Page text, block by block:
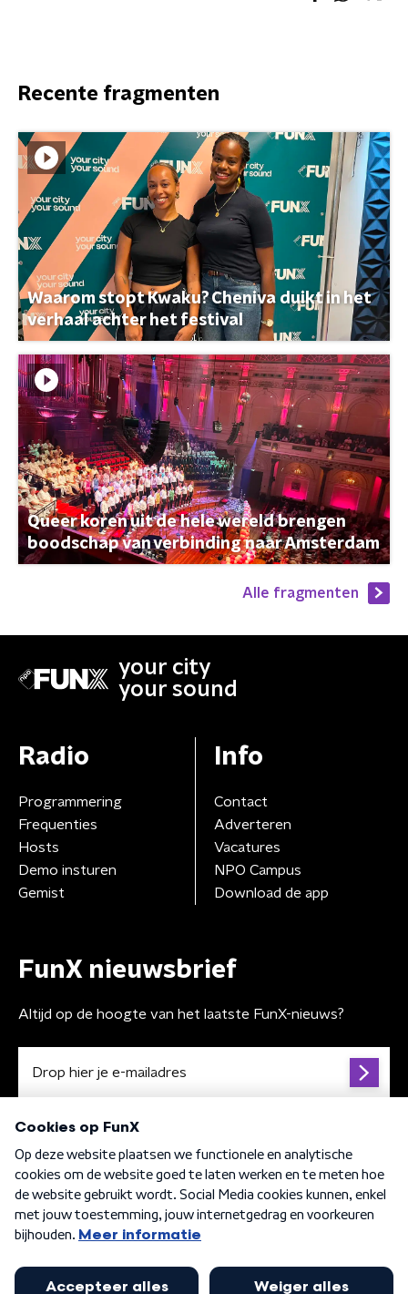
Recente fragmenten
Waarom stopt Kwaku? Cheniva duikt in het
verhaal achter het festival
Queer koren uit de hele wereld brengen
boodschap van verbinding naar Amsterdam
Alle fragmenten
your city
your sound
Radio
Programmering
Frequenties
Hosts
Demo insturen
Gemist
Info
Contact
Adverteren
Vacatures
NPO Campus
Download de app
FunX nieuwsbrief
Altijd op de hoogte van het laatste FunX-nieuws?
Algemene voorwaarden Privacybeleid